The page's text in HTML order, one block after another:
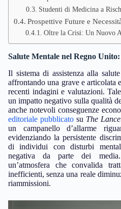
Studenti di Medicina a
Prospettive Future e
Oltre la Crisi: Un Nuovo
Salute Mentale nel Regno
Il sistema di assistenza alla
affrontando una grave e articolata
recenti indagini e valutazioni.
un impatto negativo sulla qualità
anche notevoli conseguenze
editoriale pubblicatosu The
un campanello d’allarme
evidenziando la persistente
di individui con disturbi
negativa da parte dei
un’atmosfera che convalida
inefficienti, senza una reale
riammissioni.